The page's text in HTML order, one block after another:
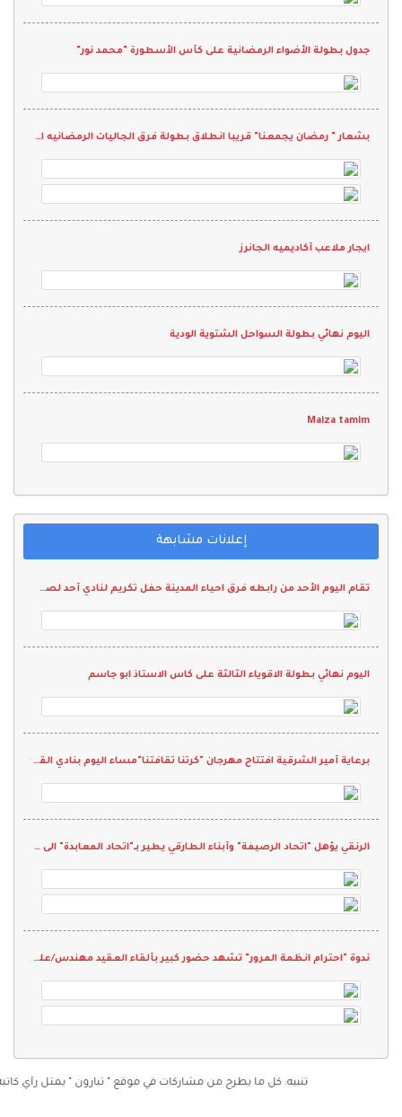
جدول بطولة الأضواء الرمضانية على كأس الأسطورة "محمد نور"
بشعار " رمضان يجمعنا" قريبا انطلاق بطولة فرق الجاليات الرمضانيه الثانيه 2022
ايجار ملاعب أكاديميه الجانرز
اليوم نهائي بطولة السواحل الشتوية الودية
Maiza tamim
إعلانات مشابهة
تقام اليوم الأحد من رابطه فرق احياء المدينة حفل تكريم لنادي أحد لصعوده لدوري " جميل"
اليوم نهائي بطولة الاقوياء الثالثة على كاس الاستاذ ابو جاسم
برعاية أمير الشرقية افتتاح مهرجان "كرتنا ثقافتنا"مساء اليوم بنادي القادسية
الرنقي يؤهل "اتحاد الرصيفة" وأبناء الطارقي يطير بـ"اتحاد المعابدة" الى النصف النهائي
ندوة "احترام انظمة المرور" تشهد حضور كبير بألقاء العقيد مهندس/علي عبدالمحسن الزهراني مدير مرور الدمام
تنبيه: كل ما يطرح من مشاركات في موقع " تبارون " يمثل رأي كاتبه فقط